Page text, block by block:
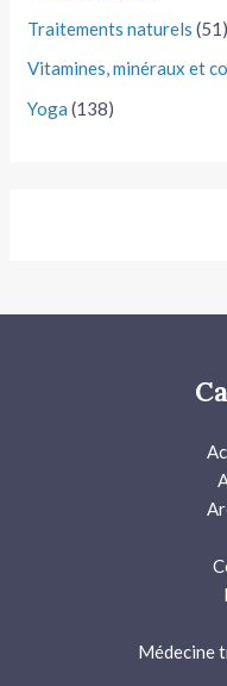
Traitements naturels (51)
Vitamines, minéraux et
Yoga (138)
Médecine